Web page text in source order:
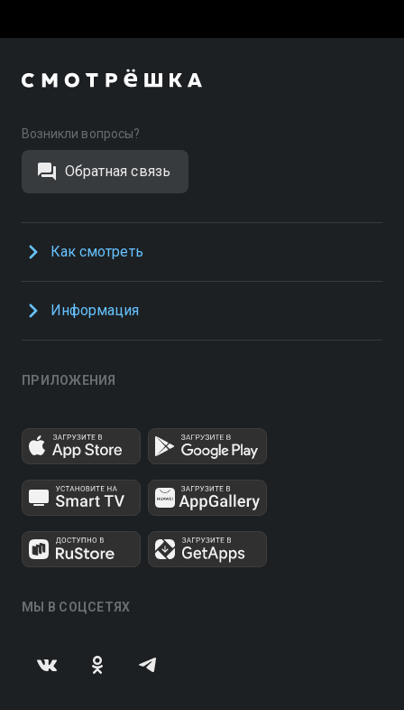
Возникли вопросы?
Обратная связь
Как смотреть
Информация
ПРИЛОЖЕНИЯ
МЫ В СОЦСЕТЯХ